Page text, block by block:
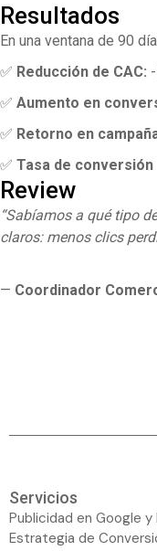
Resultados
En una ventana de 90
✅ Reducción de CAC:
✅ Aumento en
✅ Retorno en
✅ Tasa de
Review
“Sabíamos a qué tipo
claros: menos clics
— Coordinador
Servicios
Publicidad en Google y
Estrategia de